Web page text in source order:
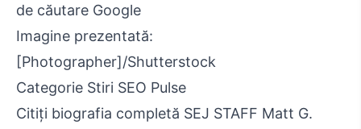
de căutare Google
Imagine prezentată:
[Photographer]/Shutterstock
Categorie Stiri SEO Pulse
Citiți biografia completă SEJ STAFF Matt G.